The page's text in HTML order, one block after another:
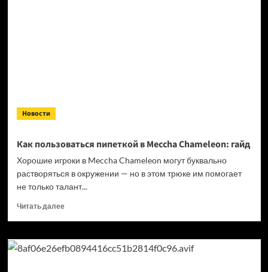
Новости
Как пользоваться пипеткой в Meccha Chameleon: гайд
Хорошие игроки в Meccha Chameleon могут буквально
растворяться в окружении — но в этом трюке им помогает
не только талант...
Читать далееПрочитать
Как
пользоваться